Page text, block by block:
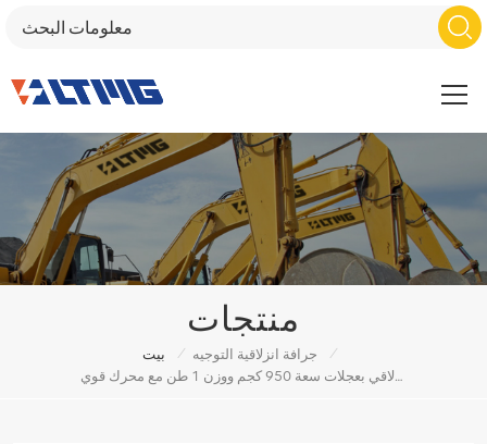
منتجات
بيت / جرافة انزلاقية التوجيه
/
محمل انزلاقي بعجلات سعة 950 كجم ووزن 1 طن مع محرك قوي